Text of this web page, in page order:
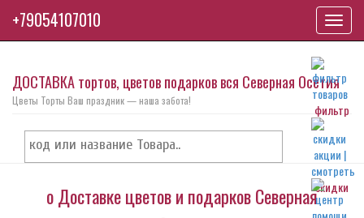
фильтр
скидки
ДОСТАВКА тортов, цветов подарков вся Северная Осетия
Цветы Торты Ваш праздник — наша забота!
о Доставке цветов и подарков Северная
+79054107010